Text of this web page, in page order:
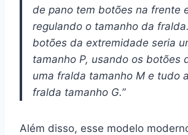
de pano tem botões na frente
regulando o tamanho da
botões da extremidade seria
tamanho P, usando os botões
uma fralda tamanho M e tudo
fralda tamanho G.”
Além disso, esse modelo